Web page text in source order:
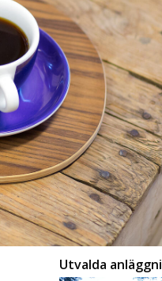
Utvalda